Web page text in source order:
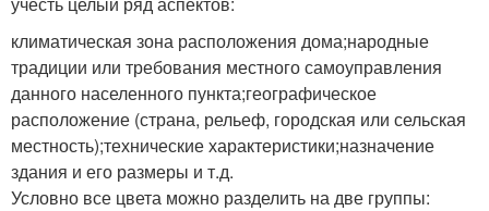
климатическая зона расположения дома;народные
традиции или требования местного самоуправления
данного населенного пункта;географическое
расположение (страна, рельеф, городская или сельская
местность);технические характеристики;назначение
здания и его размеры и т.д.
Условно все цвета можно разделить на две группы: